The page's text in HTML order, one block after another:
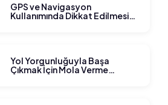
GPS ve Navigasyon
Kullanımında Dikkat Edilmesi
Yol Yorgunluğuyla Başa
Çıkmak İçin Mola Verme